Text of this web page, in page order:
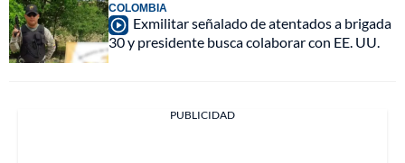
COLOMBIA
Exmilitar señalado de atentados a brigada
30 y presidente busca colaborar con EE. UU.
PUBLICIDAD